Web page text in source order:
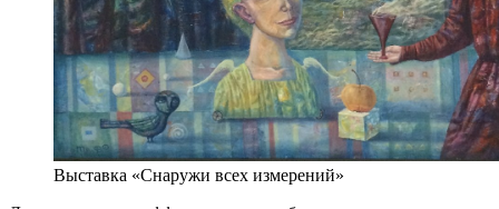
Выставка «Снаружи всех измерений»